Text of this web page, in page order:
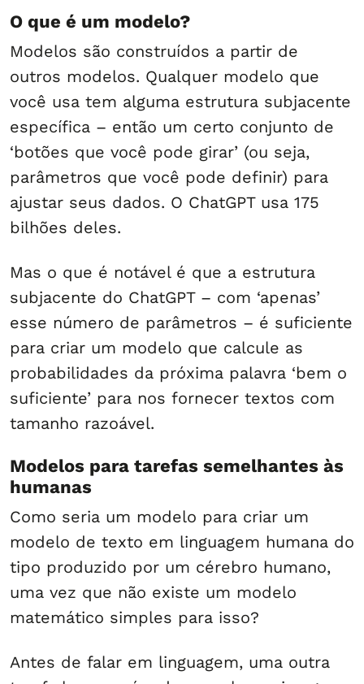
O que é um modelo?
Modelos são construídos a partir de
outros modelos. Qualquer modelo que
você usa tem alguma estrutura subjacente
específica – então um certo conjunto de
‘botões que você pode girar’ (ou seja,
parâmetros que você pode definir) para
ajustar seus dados. O ChatGPT usa 175
bilhões deles.
Mas o que é notável é que a estrutura
subjacente do ChatGPT – com ‘apenas’
esse número de parâmetros – é suficiente
para criar um modelo que calcule as
probabilidades da próxima palavra ‘bem o
suficiente’ para nos fornecer textos com
tamanho razoável.
Modelos para tarefas semelhantes às
humanas
Como seria um modelo para criar um
modelo de texto em linguagem humana do
tipo produzido por um cérebro humano,
uma vez que não existe um modelo
matemático simples para isso?
Antes de falar em linguagem, uma outra